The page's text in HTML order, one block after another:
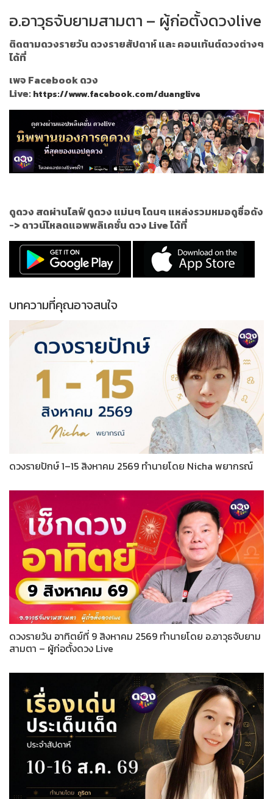
อ.อาวุธจับยามสามตา – ผู้ก่อตั้งดวงlive
ติดตามดวงรายวัน ดวงรายสัปดาห์ และ คอนเท้นต์ดวงต่างๆ
ได้ที่
เพจ Facebook ดวง
Live:https://www.facebook.com/duanglive
ดูดวง สดผ่านไลฟ์ ดูดวง แม่นๆ โดนๆ แหล่งรวมหมอดูชื่อดัง
-> ดาวน์โหลดแอพพลิเคชั่น ดวง Live ได้ที่
บทความที่คุณอาจสนใจ
ดวงรายปักษ์ 1–15 สิงหาคม 2569 ทำนายโดย Nicha พยากรณ์
ดวงรายวัน อาทิตย์ที่ 9 สิงหาคม 2569 ทำนายโดย อ.อาวุธจับยาม
สามตา – ผู้ก่อตั้งดวง Live